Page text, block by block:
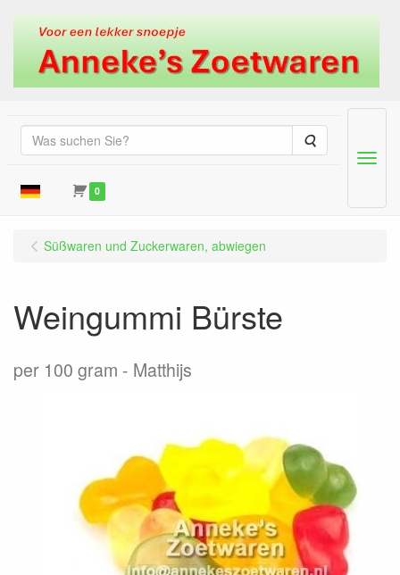
Suche
0
Menu
Süßwaren und Zuckerwaren, abwiegen
Weingummi Bürste
per 100 gram Matthijs